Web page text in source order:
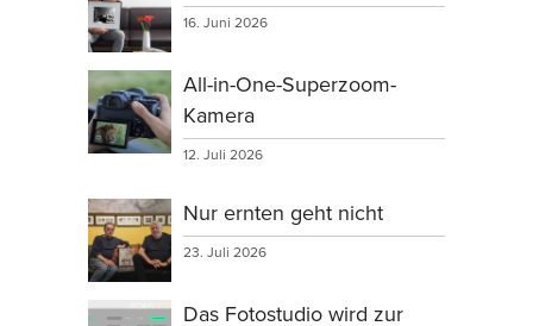
16. Juni 2026
All-in-One-Superzoom-
Kamera
12. Juli 2026
Nur ernten geht nicht
23. Juli 2026
Das Fotostudio wird zur